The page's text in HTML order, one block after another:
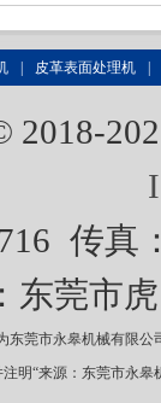
皮革表面处理机
2018-
传真
东莞市
莞市永皋机械有限
明“来源：东莞市永